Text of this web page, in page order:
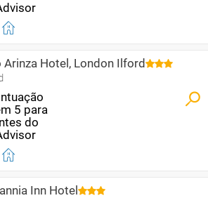
Arinza Hotel, London Ilford
Inn Hotel